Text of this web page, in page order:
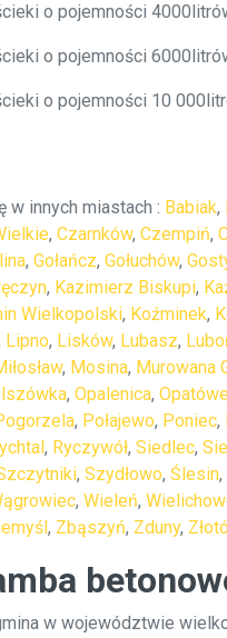
o pojemności
o pojemności
o pojemności 10
w innych miastach : Babiak,
, Czarnków, Czempiń,
, Gołańcz, Gołuchów,
, Kazimierz Biskupi,
Wielkopolski, Koźminek,
Lipno, Lisków, Lubasz,
, Mosina, Murowana
, Opalenica,
, Połajewo, Poniec,
, Ryczywół, Siedlec,
, Szydłowo, Ślesin,
, Wieleń,
, Zbąszyń, Zduny,
w województwie